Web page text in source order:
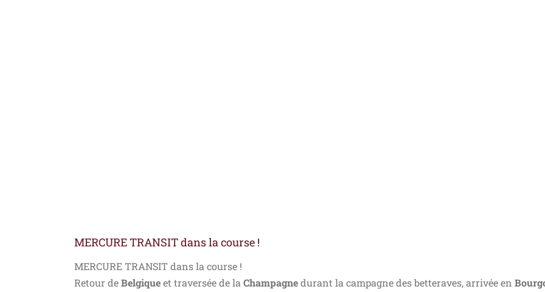
MERCURE TRANSIT dans la course !
MERCURE TRANSIT dans la course !
Retour deBelgiqueet traversée de la Champagnedurant la campagne des betteraves, arrivée en